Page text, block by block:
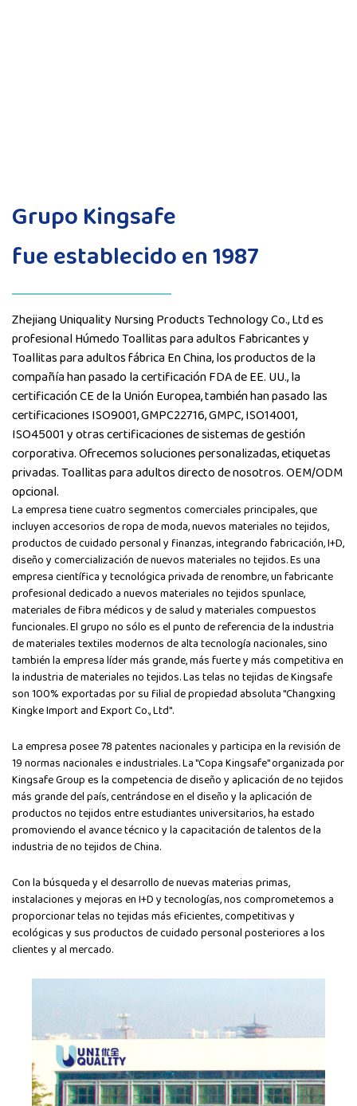
Grupo Kingsafe
fue establecido en 1987
Zhejiang Uniquality Nursing Products Technology Co., Ltd es
profesional Húmedo Toallitas para adultos Fabricantesy
Toallitas para adultos fábrica En China, los productos de la
compañía han pasado la certificación FDA de EE. UU., la
certificación CE de la Unión Europea, también han pasado las
certificaciones ISO9001, GMPC22716, GMPC, ISO14001,
ISO45001 y otras certificaciones de sistemas de gestión
corporativa. Ofrecemos soluciones personalizadas, etiquetas
privadas. Toallitas para adultos directo de nosotros. OEM/ODM
opcional.
La empresa tiene cuatro segmentos comerciales principales, que
incluyen accesorios de ropa de moda, nuevos materiales no tejidos,
productos de cuidado personal y finanzas, integrando fabricación, I+D,
diseño y comercialización de nuevos materiales no tejidos. Es una
empresa científica y tecnológica privada de renombre, un fabricante
profesional dedicado a nuevos materiales no tejidos spunlace,
materiales de fibra médicos y de salud y materiales compuestos
funcionales. El grupo no sólo es el punto de referencia de la industria
de materiales textiles modernos de alta tecnología nacionales, sino
también la empresa líder más grande, más fuerte y más competitiva en
la industria de materiales no tejidos. Las telas no tejidas de Kingsafe
son 100% exportadas por su filial de propiedad absoluta "Changxing
Kingke Import and Export Co., Ltd".
La empresa posee 78 patentes nacionales y participa en la revisión de
19 normas nacionales e industriales. La "Copa Kingsafe" organizada por
Kingsafe Group es la competencia de diseño y aplicación de no tejidos
más grande del país, centrándose en el diseño y la aplicación de
productos no tejidos entre estudiantes universitarios, ha estado
promoviendo el avance técnico y la capacitación de talentos de la
industria de no tejidos de China.
Con la búsqueda y el desarrollo de nuevas materias primas,
instalaciones y mejoras en I+D y tecnologías, nos comprometemos a
proporcionar telas no tejidas más eficientes, competitivas y
ecológicas y sus productos de cuidado personal posteriores a los
clientes y al mercado.